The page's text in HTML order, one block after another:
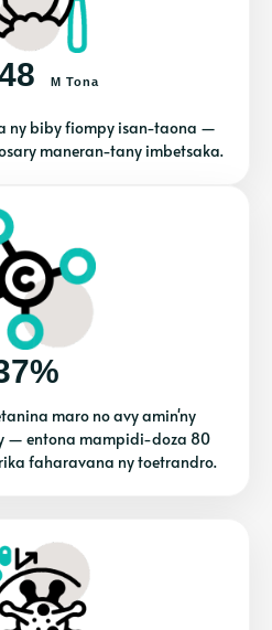
M Tona
ny biby fiompy isan-taona —
maneran-tany imbetsaka.
maro no avy amin'ny
— entona mampidi-doza 80
faharavana ny toetrandro.